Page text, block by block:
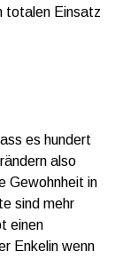
totalen Einsatz
es hundert
also
Gewohnheit in
sind mehr
einen
Enkelin wenn